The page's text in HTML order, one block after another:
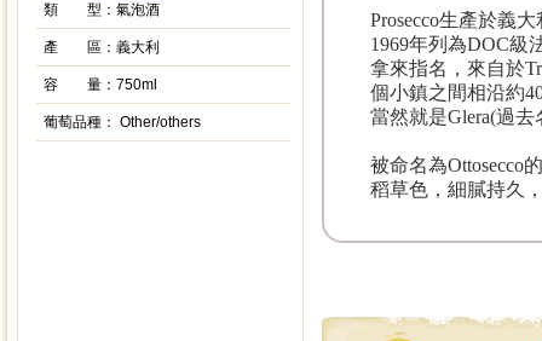
類 型： 氣泡酒
產 區： 義大利
容 量： 750ml
葡萄品種： Other/others
Prosecco生產於義
1969年列為DOC級
拿來指名，來自於
個小鎮之間相沿約
當然就是Glera(過去
被命名為Ottosecco
稻草色，細膩持久